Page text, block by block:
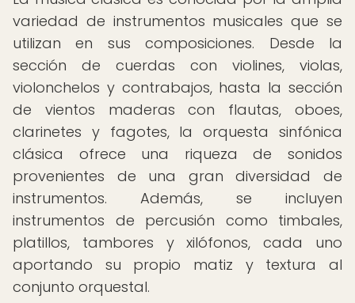
variedad de instrumentos musicales que se
utilizan en sus composiciones. Desde la
sección de cuerdas con violines, violas,
violonchelos y contrabajos, hasta la sección
de vientos maderas con flautas, oboes,
clarinetes y fagotes, la orquesta sinfónica
clásica ofrece una riqueza de sonidos
provenientes de una gran diversidad de
instrumentos. Además, se incluyen
instrumentos de percusión como timbales,
platillos, tambores y xilófonos, cada uno
aportando su propio matiz y textura al
conjunto orquestal.